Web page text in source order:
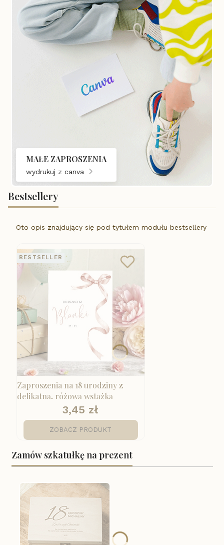
MAŁE ZAPROSZENIA
wydrukuj z canva
Bestsellery
Oto opis znajdujący się pod tytułem modułu bestsellery
BESTSELLER
Zaproszenia na 18 urodziny z
delikatną, różową wstążką
Cena
3,45 zł
ZOBACZ PRODUKT
Zamów szkatułkę na prezent